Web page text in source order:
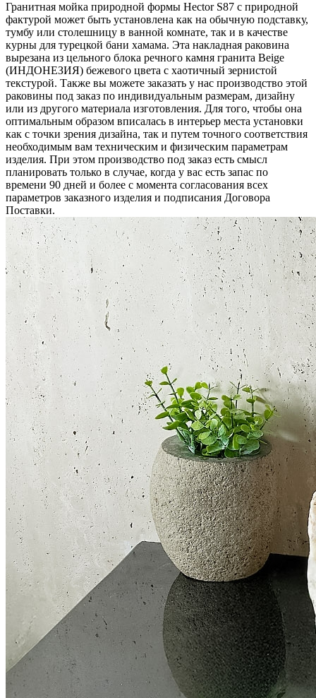
Гранитная мойка природной формы Hector S87 с природной
фактурой может быть установлена как на обычную подставку,
тумбу или столешницу в ванной комнате, так и в качестве
курны для турецкой бани хамама. Эта накладная раковина
вырезана из цельного блока речного камня гранита Beige
(ИНДОНЕЗИЯ) бежевого цвета c хаотичный зернистой
текстурой. Также вы можете заказать у нас производство этой
раковины под заказ по индивидуальным размерам, дизайну
или из другого материала изготовления. Для того, чтобы она
оптимальным образом вписалась в интерьер места установки
как с точки зрения дизайна, так и путем точного соответствия
необходимым вам техническим и физическим параметрам
изделия. При этом производство под заказ есть смысл
планировать только в случае, когда у вас есть запас по
времени 90 дней и более с момента согласования всех
параметров заказного изделия и подписания Договора
Поставки.